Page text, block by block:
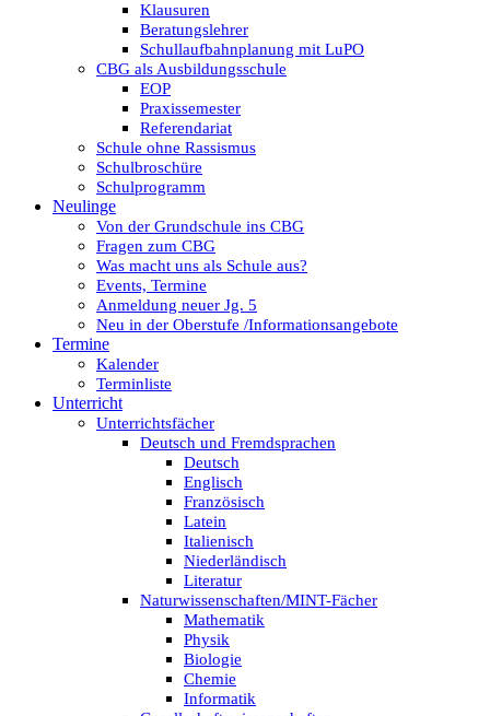
Klausuren
Beratungslehrer
Schullaufbahnplanung mit LuPO
CBG als Ausbildungsschule
EOP
Praxissemester
Referendariat
Schule ohne Rassismus
Schulbroschüre
Schulprogramm
Neulinge
Von der Grundschule ins CBG
Fragen zum CBG
Was macht uns als Schule aus?
Events, Termine
Anmeldung neuer Jg. 5
Neu in der Oberstufe /Informationsangebote
Termine
Kalender
Terminliste
Unterricht
Unterrichtsfächer
Deutsch und Fremdsprachen
Deutsch
Englisch
Französisch
Latein
Italienisch
Niederländisch
Literatur
Naturwissenschaften/MINT-Fächer
Mathematik
Physik
Biologie
Chemie
Informatik